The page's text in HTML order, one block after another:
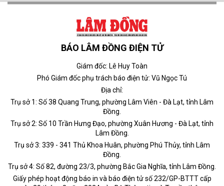
BÁO LÂM ĐỒNG ĐIỆN TỬ
Giám đốc: Lê Huy Toàn
Phó Giám đốc phụ trách báo điện tử: Vũ Ngọc Tú
Địa chỉ:
Trụ sở 1: Số 38 Quang Trung, phường Lâm Viên - Đà Lạt, tỉnh Lâm
Đồng.
Trụ sở 2: Số 10 Trần Hưng Đạo, phường Xuân Hương - Đà Lạt, tỉnh
Lâm Đồng.
Trụ sở 3: 339 - 341 Thủ Khoa Huân, phường Phú Thủy, tỉnh Lâm
Đồng.
Trụ sở 4: Số 82, đường 23/3, phường Bắc Gia Nghĩa, tỉnh Lâm Đồng.
Giấy phép hoạt động báo in và báo điện tử số 232/GP-BTTT cấp